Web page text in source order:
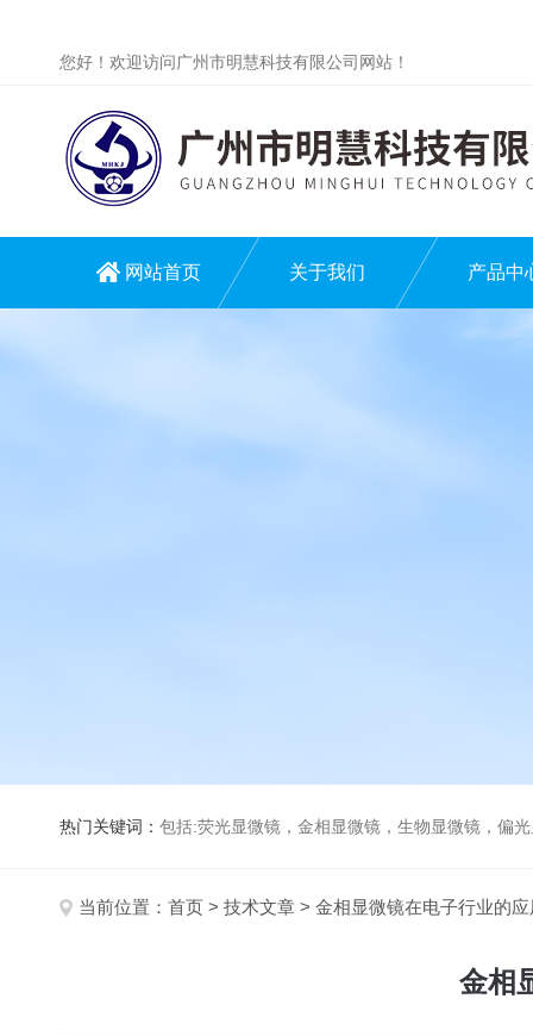
您好！欢迎访问广州市明慧科技有限公司网站！
网站首页 关于我们 产品中
热门关键词： 包括:荧光显微镜，金相显微镜，生物显微镜，偏
当前位置： 首页 > 技术文章 > 金相显微镜在电子行业的
金相